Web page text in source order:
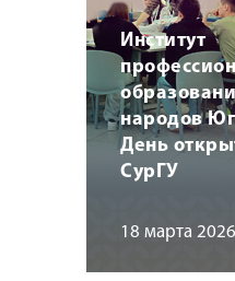
Институт
народов
День
СурГУ
18 марта 2026